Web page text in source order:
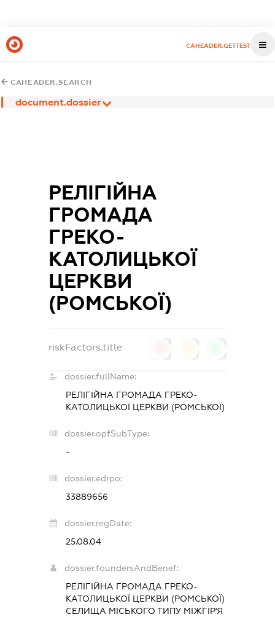
CAHEADER.GETTEST
CAHEADER.SEARCH
document.dossier
РЕЛІГІЙНА
ГРОМАДА
ГРЕКО-
КАТОЛИЦЬКОЇ
ЦЕРКВИ
(РОМСЬКОЇ)
riskFactors.title
dossier.fullName:
РЕЛІГІЙНА ГРОМАДА ГРЕКО-
КАТОЛИЦЬКОЇ ЦЕРКВИ (РОМСЬКОЇ)
dossier.opfSubType:
-
dossier.edrpo:
33889656
dossier.regDate:
25.08.04
dossier.foundersAndBenef:
РЕЛІГІЙНА ГРОМАДА ГРЕКО-
КАТОЛИЦЬКОЇ ЦЕРКВИ (РОМСЬКОЇ)
СЕЛИЩА МІСЬКОГО ТИПУ МІЖГІР'Я